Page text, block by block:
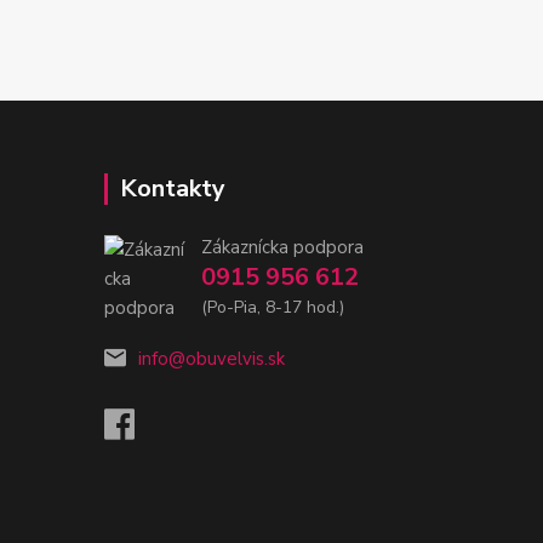
Kontakty
Zákaznícka podpora
0915 956 612
(Po-Pia, 8-17 hod.)
info@obuvelvis.sk